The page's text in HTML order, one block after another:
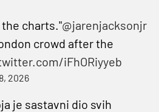
charts."@jarenjacksonjr
crowd after the
iFhORiyyeb
2026
je sastavni dio svih